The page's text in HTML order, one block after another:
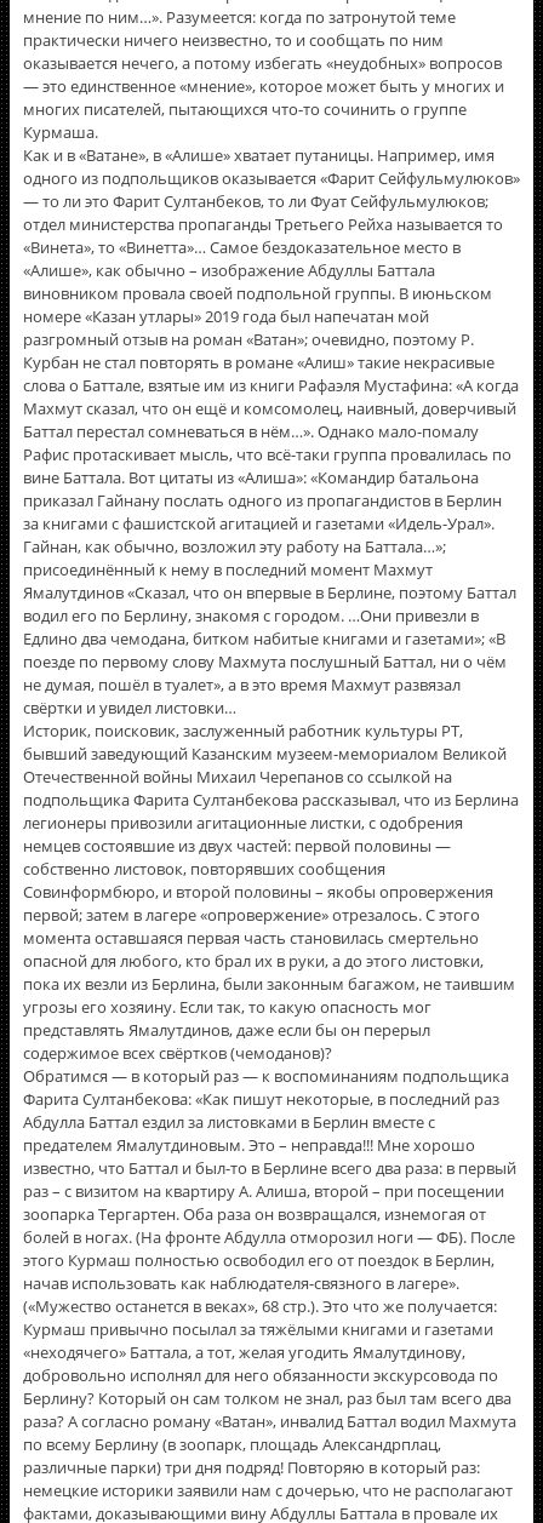
мнение по ним…». Разумеется: когда по затронутой теме
практически ничего неизвестно, то и сообщать по ним
оказывается нечего, а потому избегать «неудобных» вопросов
— это единственное «мнение», которое может быть у многих и
многих писателей, пытающихся что-то сочинить о группе
Курмаша.
Как и в «Ватане», в «Алише» хватает путаницы. Например, имя
одного из подпольщиков оказывается «Фарит Сейфульмулюков»
— то ли это Фарит Султанбеков, то ли Фуат Сейфульмулюков;
отдел министерства пропаганды Третьего Рейха называется то
«Винета», то «Винетта»… Самое бездоказательное место в
«Алише», как обычно – изображение Абдуллы Баттала
виновником провала своей подпольной группы. В июньском
номере «Казан утлары» 2019 года был напечатан мой
разгромный отзыв на роман «Ватан»; очевидно, поэтому Р.
Курбан не стал повторять в романе «Алиш» такие некрасивые
слова о Баттале, взятые им из книги Рафаэля Мустафина: «А когда
Махмут сказал, что он ещё и комсомолец, наивный, доверчивый
Баттал перестал сомневаться в нём…». Однако мало-помалу
Рафис протаскивает мысль, что всё-таки группа провалилась по
вине Баттала. Вот цитаты из «Алиша»: «Командир батальона
приказал Гайнану послать одного из пропагандистов в Берлин
за книгами с фашистской агитацией и газетами «Идель-Урал».
Гайнан, как обычно, возложил эту работу на Баттала…»;
присоединённый к нему в последний момент Махмут
Ямалутдинов «Сказал, что он впервые в Берлине, поэтому Баттал
водил его по Берлину, знакомя с городом. …Они привезли в
Едлино два чемодана, битком набитые книгами и газетами»; «В
поезде по первому слову Махмута послушный Баттал, ни о чём
не думая, пошёл в туалет», а в это время Махмут развязал
свёртки и увидел листовки…
Историк, поисковик, заслуженный работник культуры РТ,
бывший заведующий Казанским музеем-мемориалом Великой
Отечественной войны Михаил Черепанов со ссылкой на
подпольщика Фарита Султанбекова рассказывал, что из Берлина
легионеры привозили агитационные листки, с одобрения
немцев состоявшие из двух частей: первой половины —
собственно листовок, повторявших сообщения
Совинформбюро, и второй половины – якобы опровержения
первой; затем в лагере «опровержение» отрезалось. С этого
момента оставшаяся первая часть становилась смертельно
опасной для любого, кто брал их в руки, а до этого листовки,
пока их везли из Берлина, были законным багажом, не таившим
угрозы его хозяину. Если так, то какую опасность мог
представлять Ямалутдинов, даже если бы он перерыл
содержимое всех свëртков (чемоданов)?
Обратимся — в который раз — к воспоминаниям подпольщика
Фарита Султанбекова: «Как пишут некоторые, в последний раз
Абдулла Баттал ездил за листовками в Берлин вместе с
предателем Ямалутдиновым. Это – неправда!!! Мне хорошо
известно, что Баттал и был-то в Берлине всего два раза: в первый
раз – с визитом на квартиру А. Алиша, второй – при посещении
зоопарка Тергартен. Оба раза он возвращался, изнемогая от
болей в ногах. (На фронте Абдулла отморозил ноги — ФБ). После
этого Курмаш полностью освободил его от поездок в Берлин,
начав использовать как наблюдателя-связного в лагере».
(«Мужество останется в веках», 68 стр.). Это что же получается:
Курмаш привычно посылал за тяжёлыми книгами и газетами
«неходячего» Баттала, а тот, желая угодить Ямалутдинову,
добровольно исполнял для него обязанности экскурсовода по
Берлину? Который он сам толком не знал, раз был там всего два
раза? А согласно роману «Ватан», инвалид Баттал водил Махмута
по всему Берлину (в зоопарк, площадь Александрплац,
различные парки) три дня подряд! Повторяю в который раз:
немецкие историки заявили нам с дочерью, что не располагают
фактами, доказывающими вину Абдуллы Баттала в провале их